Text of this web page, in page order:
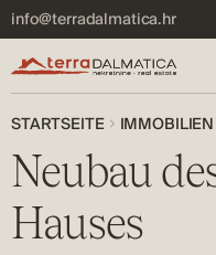
info@terradalmatica.hr
STARTSEITE
Neubau
Hauses